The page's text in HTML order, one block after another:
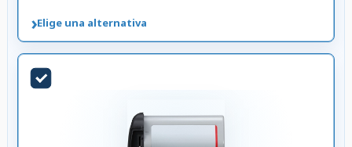
›Elige una alternativa